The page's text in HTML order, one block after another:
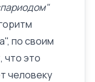
по своим
что это
человеку